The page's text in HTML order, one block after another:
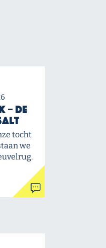
– De
tocht
we